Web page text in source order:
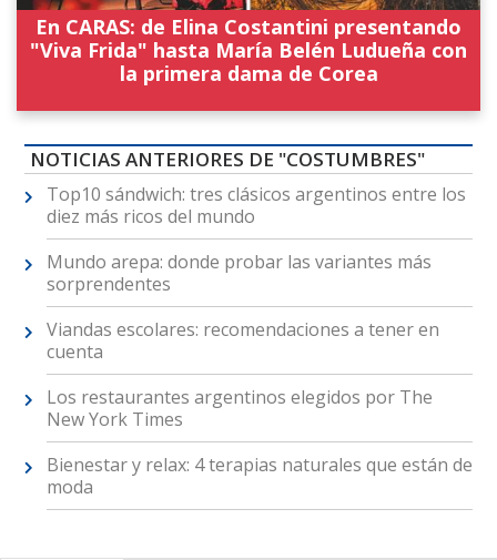
En CARAS: de Elina Costantini presentando
"Viva Frida" hasta María Belén Ludueña con
la primera dama de Corea
NOTICIAS ANTERIORES DE "COSTUMBRES"
Top10 sándwich: tres clásicos argentinos entre los
diez más ricos del mundo
Mundo arepa: donde probar las variantes más
sorprendentes
Viandas escolares: recomendaciones a tener en
cuenta
Los restaurantes argentinos elegidos por The
New York Times
Bienestar y relax: 4 terapias naturales que están de
moda